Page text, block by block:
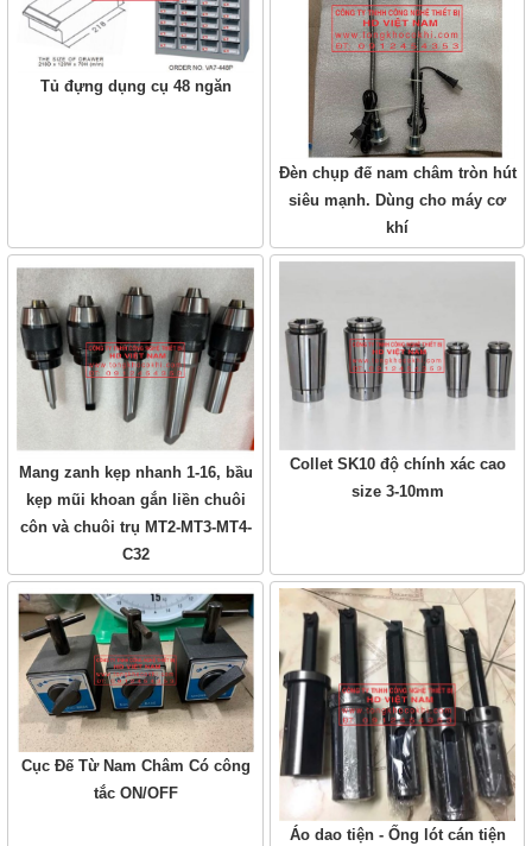
Tủ đựng dụng cụ 48 ngăn
Đèn chụp đế nam châm tròn hút
siêu mạnh. Dùng cho máy cơ
khí
Mang zanh kẹp nhanh 1-16, bầu
kẹp mũi khoan gắn liền chuôi
côn và chuôi trụ MT2-MT3-MT4-
C32
Collet SK10 độ chính xác cao
size 3-10mm
Cục Đế Từ Nam Châm Có công
tắc ON/OFF
Áo dao tiện - Ống lót cán tiện